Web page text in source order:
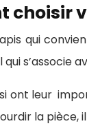
choisir
qui
s’associe
ont leur
la